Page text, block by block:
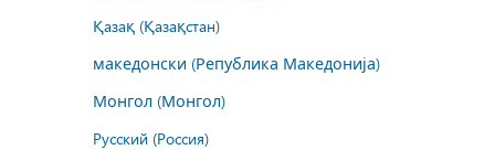
Қазақ (Қазақстан)
македонски (Република Македонија)
Монгол (Монгол)
Русский (Россия)